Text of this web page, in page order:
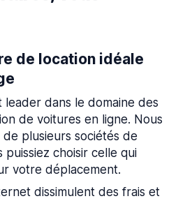
de location idéale
leader dans le domaine des
de voitures en ligne. Nous
plusieurs sociétés de
puissiez choisir celle qui
votre déplacement.
dissimulent des frais et